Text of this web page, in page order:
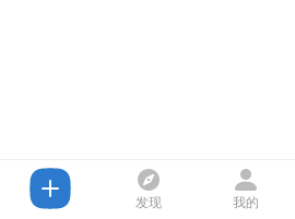
发现 我的